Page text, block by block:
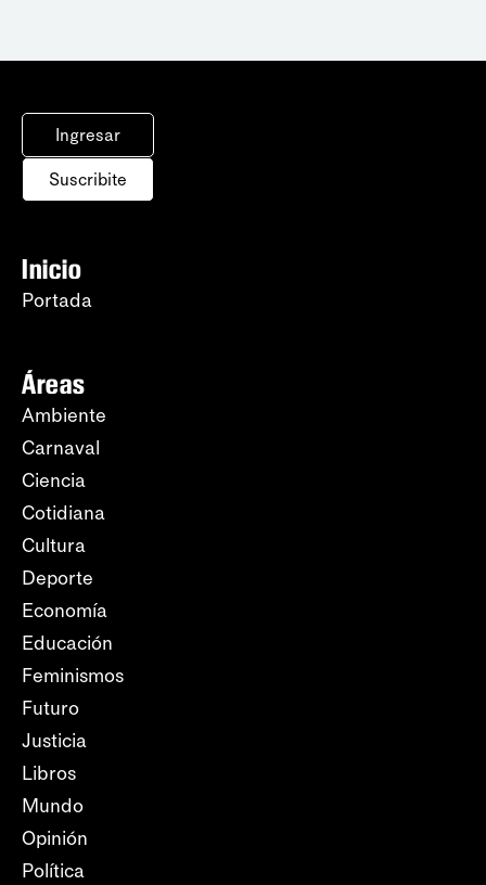
Ingresar
Suscribite
Inicio
Portada
Áreas
Ambiente
Carnaval
Ciencia
Cotidiana
Cultura
Deporte
Economía
Educación
Feminismos
Futuro
Justicia
Libros
Mundo
Opinión
Política